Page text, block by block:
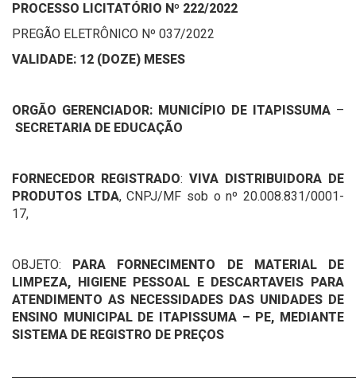
PROCESSO LICITATÓRIO Nº 222/2022
PREGÃO ELETRÔNICO Nº 037/2022
VALIDADE: 12 (DOZE) MESES
ORGÃO GERENCIADOR: MUNICÍPIO DE ITAPISSUMA –
SECRETARIA DE EDUCAÇÃO
FORNECEDOR REGISTRADO: VIVA DISTRIBUIDORA DE
PRODUTOS LTDA, CNPJ/MF sob o nº 20.008.831/0001-
17,
OBJETO: PARA FORNECIMENTO DE MATERIAL DE
LIMPEZA, HIGIENE PESSOAL E DESCARTAVEIS PARA
ATENDIMENTO AS NECESSIDADES DAS UNIDADES DE
ENSINO MUNICIPAL DE ITAPISSUMA – PE, MEDIANTE
SISTEMA DE REGISTRO DE PREÇOS